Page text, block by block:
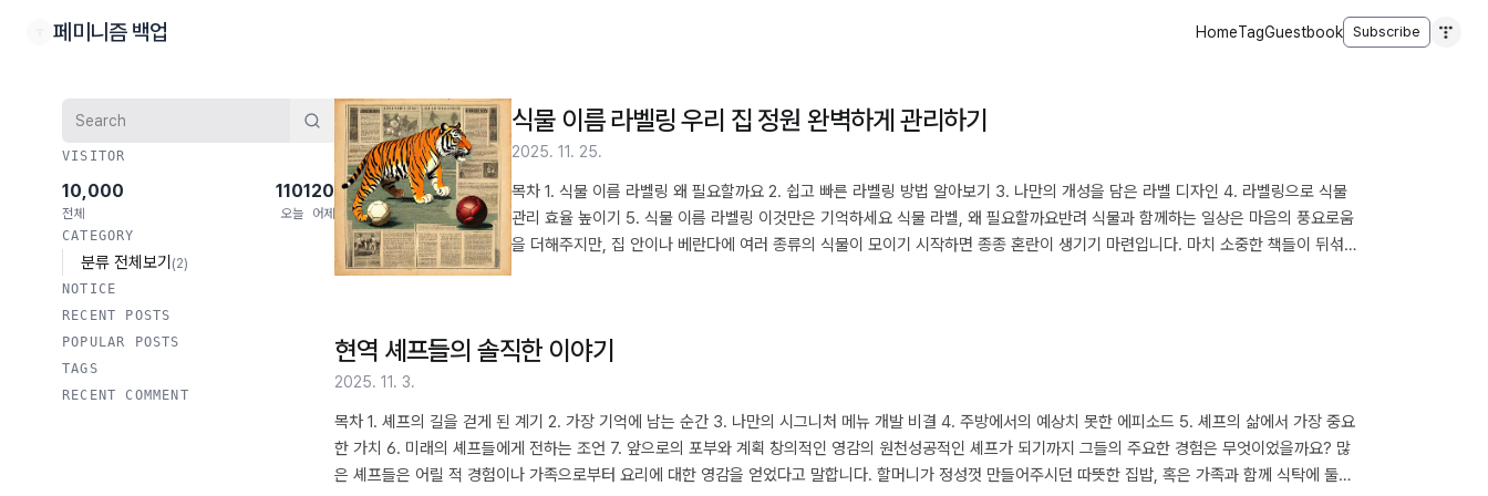
페미니즘 백업 HomeTagGuestbook Subscribe
VISITOR
10,000
전체
110
오늘
120
어제
CATEGORY
분류 전체보기 (2)
NOTICE
RECENT POSTS
POPULAR POSTS
TAGS
RECENT COMMENT
식물 이름 라벨링 우리 집 정원 완벽하게 관리하기
2025. 11. 25.
목차 1. 식물 이름 라벨링 왜 필요할까요 2. 쉽고 빠른 라벨링 방법 알아보기 3. 나만의 개성을 담은 라벨 디자인 4. 라벨링으로 식물
관리 효율 높이기 5. 식물 이름 라벨링 이것만은 기억하세요 식물 라벨, 왜 필요할까요반려 식물과 함께하는 일상은 마음의 풍요로움
을 더해주지만, 집 안이나 베란다에 여러 종류의 식물이 모이기 시작하면 종종 혼란이 생기기 마련입니다. 마치 소중한 책들이 뒤섞여
현역 셰프들의 솔직한 이야기
2025. 11. 3.
목차 1. 셰프의 길을 걷게 된 계기 2. 가장 기억에 남는 순간 3. 나만의 시그니처 메뉴 개발 비결 4. 주방에서의 예상치 못한 에피소드 5. 셰프의 삶에서 가장 중요
한 가치 6. 미래의 셰프들에게 전하는 조언 7. 앞으로의 포부와 계획 창의적인 영감의 원천성공적인 셰프가 되기까지 그들의 주요한 경험은 무엇이었을까요? 많
은 셰프들은 어릴 적 경험이나 가족으로부터 요리에 대한 영감을 얻었다고 말합니다. 할머니가 정성껏 만들어주시던 따뜻한 집밥, 혹은 가족과 함께 식탁에 둘러